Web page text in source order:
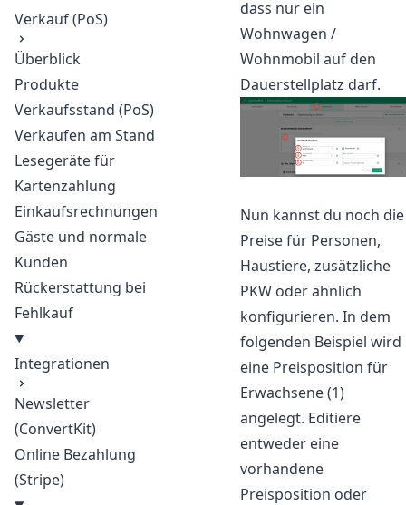
Verkauf (PoS)
Überblick
Produkte
Verkaufsstand (PoS)
Verkaufen am Stand
Lesegeräte für
Kartenzahlung
Einkaufsrechnungen
Gäste und normale
Kunden
Rückerstattung bei
Fehlkauf
Integrationen
Newsletter
(ConvertKit)
Online Bezahlung
(Stripe)
dass nur ein
Wohnwagen /
Wohnmobil auf den
Dauerstellplatz darf.
Nun kannst du noch die
Preise für Personen,
Haustiere, zusätzliche
PKW oder ähnlich
konfigurieren. In dem
folgenden Beispiel wird
eine Preisposition für
Erwachsene (1)
angelegt. Editiere
entweder eine
vorhandene
Preisposition oder